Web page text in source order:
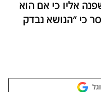
אליו כי אם הוא
כי "הנושא נבדק